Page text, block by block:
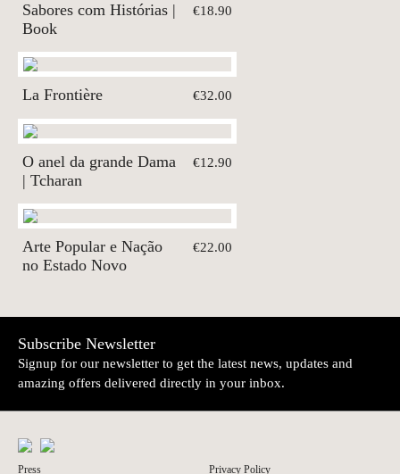
Sabores com Histórias |
Book
€18.90
La Frontière €32.00
O anel da grande Dama
| Tcharan
€12.90
Arte Popular e Nação
no Estado Novo
€22.00
Subscribe Newsletter
Signup for our newsletter to get the latest news, updates and
amazing offers delivered directly in your inbox.
Press Privacy Policy